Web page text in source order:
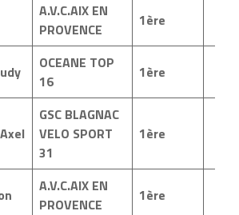
A.V.C.AIX EN
PROVENCE
1ère
OCEANE TOP
16
1ère
GSC BLAGNAC
VELO SPORT
31
1ère
A.V.C.AIX EN
PROVENCE
1ère